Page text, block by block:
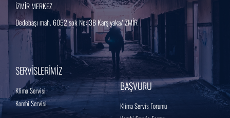
İZMİR MERKEZ
Dedebaşı mah. 6052 sok No: 3B Karşıyaka/İZMİR
SERVİSLERİMİZ
Klima Servisi
Kombi Servisi
BAŞVURU
Klima Servis Forumu